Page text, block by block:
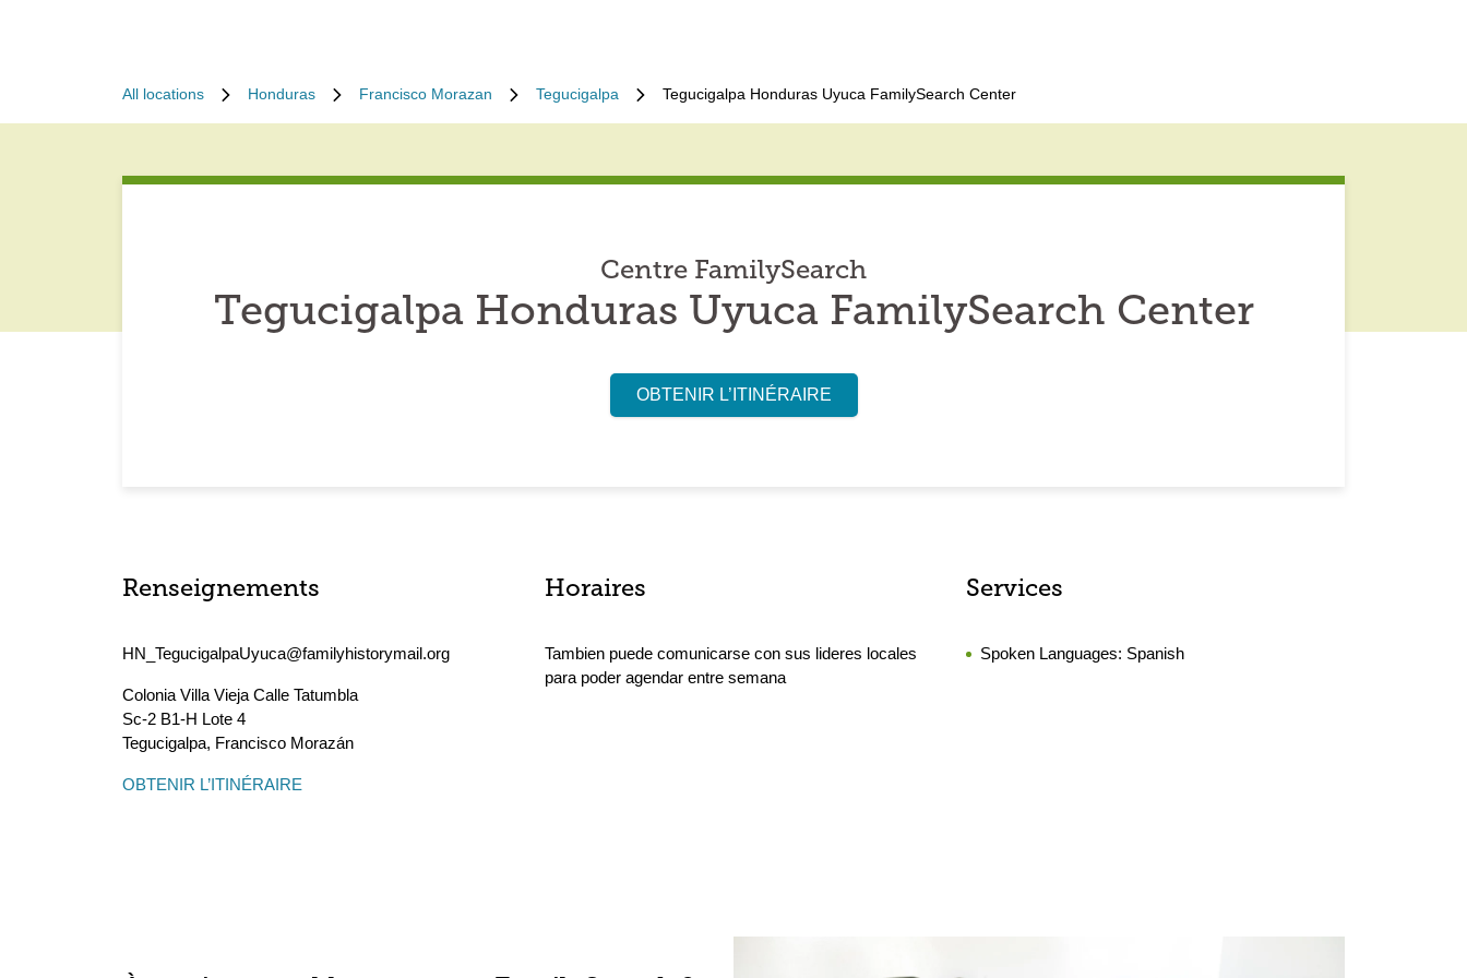
All locations Honduras Francisco Morazan Tegucigalpa Tegucigalpa Honduras Uyuca FamilySearch Center
Centre FamilySearch
Tegucigalpa Honduras Uyuca FamilySearch Center
OBTENIR L’ITINÉRAIRE
Renseignements
HN_TegucigalpaUyuca@familyhistorymail.org
Colonia Villa Vieja Calle Tatumbla
Sc-2 B1-H Lote 4
Tegucigalpa, Francisco Morazán
OBTENIR L’ITINÉRAIRE
Horaires
Tambien puede comunicarse con sus lideres locales
para poder agendar entre semana
Services
Spoken Languages: Spanish